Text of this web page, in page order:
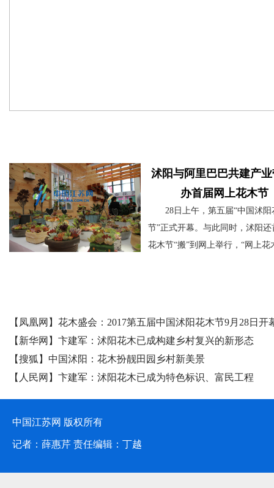
沭阳与阿里巴巴共建产
办首届网上花木节
28日上午，第五届“中国沭阳
节”正式开幕。与此同时，沭阳还
花木节“搬”到网上举行，“网上花
【凤凰网】花木盛会：2017第五届中国沭阳花木节9月28日开
【新华网】卞建军：沭阳花木已成构建乡村复兴的新形态
【搜狐】中国沭阳：花木扮靓田园乡村新美景
【人民网】卞建军：沭阳花木已成为特色标识、富民工程
中国江苏网 版权所有
记者：薛惠芹 责任编辑：丁越